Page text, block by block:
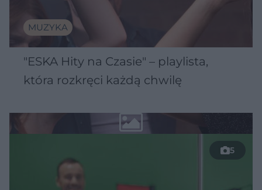
MUZYKA
"ESKA Hity na Czasie" – playlista,
która rozkręci każdą chwilę
5